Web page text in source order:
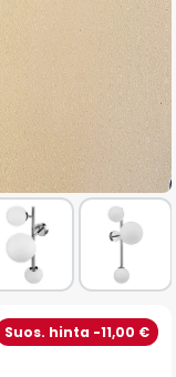
Suos. hinta -11,00 €